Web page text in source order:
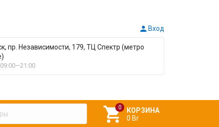
Вход
пр. Независимости, 179, ТЦ Спектр (метро

КОРЗИНА
0 Br